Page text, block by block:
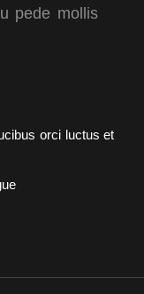
pede mollis
orci luctus et